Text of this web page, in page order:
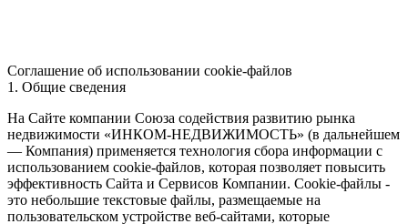
Соглашение об использовании cookie-файлов
1. Общие сведения
На Сайте компании Союза содействия развитию рынка
недвижимости «ИНКОМ-НЕДВИЖИМОСТЬ» (в дальнейшем
— Компания) применяется технология сбора информации с
использованием cookie-файлов, которая позволяет повысить
эффективность Сайта и Сервисов Компании. Сookie-файлы -
это небольшие текстовые файлы, размещаемые на
пользовательском устройстве веб-сайтами, которые